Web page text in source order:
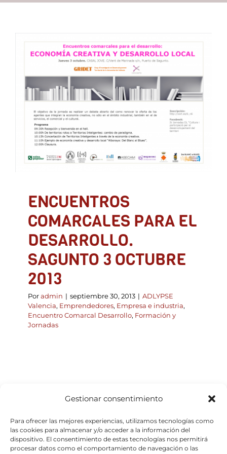
Gestionar consentimiento
Para ofrecer las mejores experiencias, utilizamos tecnologías como
las cookies para almacenar y/o acceder a la información del
dispositivo. El consentimiento de estas tecnologías nos permitirá
procesar datos como el comportamiento de navegación o las
Asóciate
ENCUENTROS
COMARCALES PARA EL
DESARROLLO. SAGUNTO
3 OCTUBRE 2013
ADLYPSE Valencia
Empresa e
industria Encuentro Comarcal Desarrollo
Formación y Jornadas
ENCUENTROS
COMARCALES PARA EL
DESARROLLO.
SAGUNTO 3 OCTUBRE
2013
Poradmin | septiembre 30, 2013 | ADLYPSE
Valencia, Emprendedores, Empresa e industria,
Encuentro Comarcal Desarrollo, Formación y
Jornadas